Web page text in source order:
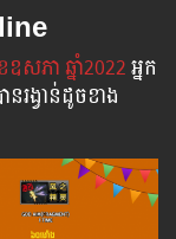
ឧសភា​ ឆ្នាំ2022អ្នក​
រង្វាន់​ដូចខាង